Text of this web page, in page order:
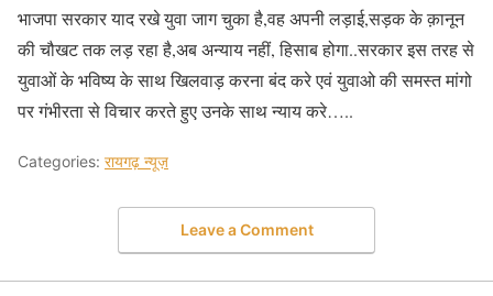
भाजपा सरकार याद रखे युवा जाग चुका है,वह अपनी लड़ाई,सड़क के क़ानून
की चौखट तक लड़ रहा है,अब अन्याय नहीं, हिसाब होगा..सरकार इस तरह से
युवाओं के भविष्य के साथ खिलवाड़ करना बंद करे एवं युवाओ की समस्त मांगो
पर गंभीरता से विचार करते हुए उनके साथ न्याय करे…..
Categories: रायगढ़ न्यूज़
Leave a Comment